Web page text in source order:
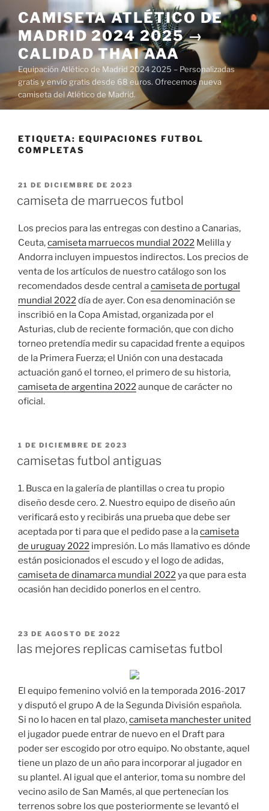
al
contenido
CAMISETA ATLÉTICO DE
MADRID 2024 2025 →
CALIDAD THAI AAA
Equipación Atlético de Madrid 2024 2025 – Personalizadas
gratis y envío gratis desde 68 euros. Ofrecemos nueva
camiseta del Atlético de Madrid.
ETIQUETA: EQUIPACIONES FUTBOL
COMPLETAS
PUBLICADO
21 DE DICIEMBRE DE 2023
camiseta de marruecos futbol
Los precios para las entregas con destino a Canarias,
Ceuta,camiseta marruecos mundial 2022 Melilla y
Andorra incluyen impuestos indirectos. Los precios de
venta de los artículos de nuestro catálogo son los
recomendados desde central acamiseta de portugal
mundial 2022día de ayer. Con esa denominación se
inscribió en la Copa Amistad, organizada por el
Asturias, club de reciente formación, que con dicho
torneo pretendía medir su capacidad frente a equipos
de la Primera Fuerza; el Unión con una destacada
actuación ganó el torneo, el primero de su historia,
camiseta de argentina 2022aunque de carácter no
oficial.
PUBLICADO
1 DE DICIEMBRE DE 2023
camisetas futbol antiguas
1. Busca en la galería de plantillas o crea tu propio
diseño desde cero. 2. Nuestro equipo de diseño aún
verificará esto y recibirás una prueba que debe ser
aceptada por ti para que el pedido pase a lacamiseta
de uruguay 2022 impresión. Lo más llamativo es dónde
están posicionados el escudo y el logo de adidas,
camiseta de dinamarca mundial 2022ya que para esta
ocasión han decidido ponerlos en el centro.
PUBLICADO
EL
23 DE AGOSTO DE 2022
las mejores replicas camisetas futbol
El equipo femenino volvió en la temporada 2016-2017
y disputó el grupo A de la Segunda División española.
Si no lo hacen en tal plazo,camiseta manchester united
el jugador puede entrar de nuevo en el Draft para
poder ser escogido por otro equipo. No obstante, aquel
tiene un plazo de un año para incorporar al jugador en
su plantel. Al igual que el anterior, toma su nombre del
vecino asilo de San Mamés, al que pertenecían los
terrenos sobre los que posteriormente se levantó el